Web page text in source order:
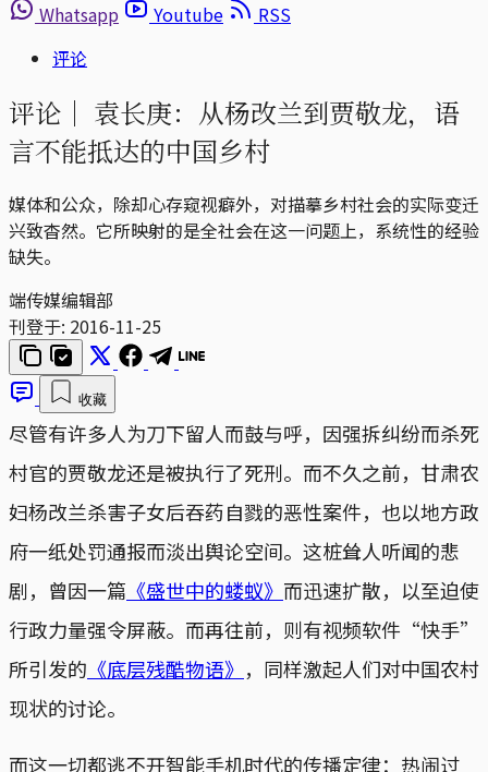
Whatsapp
Youtube
RSS
评论
评论｜ 袁长庚：从杨改兰到贾敬龙，语
言不能抵达的中国乡村
媒体和公众，除却心存窥视癖外，对描摹乡村社会的实际变迁
兴致杳然。它所映射的是全社会在这一问题上，系统性的经验
缺失。
端传媒编辑部
刊登于: 2016-11-25
收藏
尽管有许多人为刀下留人而鼓与呼，因强拆纠纷而杀死
村官的贾敬龙还是被执行了死刑。而不久之前，甘肃农
妇杨改兰杀害子女后吞药自戮的恶性案件，也以地方政
府一纸处罚通报而淡出舆论空间。这桩耸人听闻的悲
剧，曾因一篇 《盛世中的蝼蚁》 而迅速扩散，以至迫使
行政力量强令屏蔽。而再往前，则有视频软件“快手”
所引发的 《底层残酷物语》 ，同样激起人们对中国农村
现状的讨论。
而这一切都逃不开智能手机时代的传播定律：热闹过